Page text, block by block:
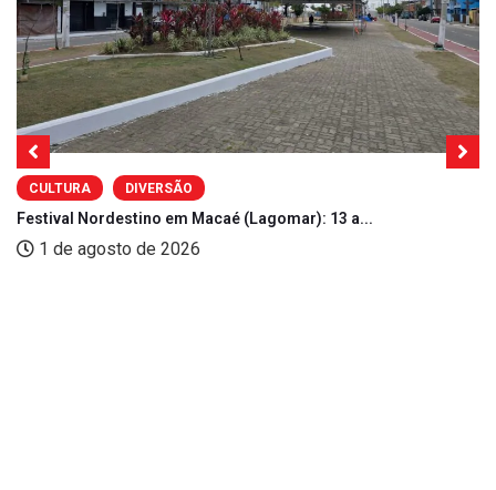
CULTURA DIVERSÃO
Festival Nordestino em Macaé (Lagomar): 13 a...
1 de agosto de 2026